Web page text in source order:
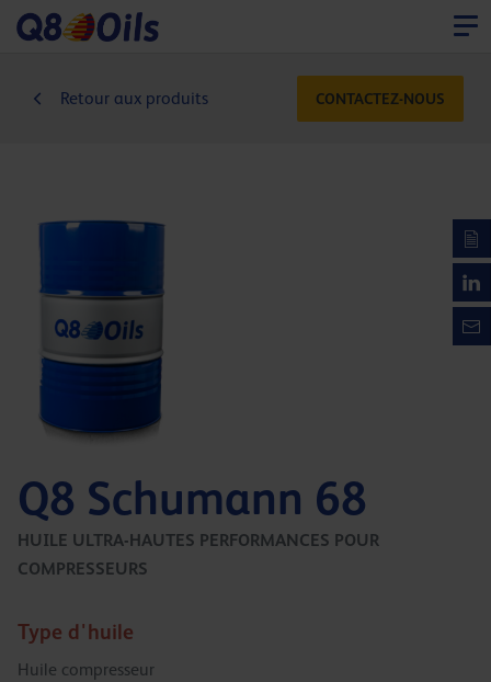
Retour aux produits CONTACTEZ-NOUS
Q8 Schumann 68
HUILE ULTRA-HAUTES PERFORMANCES POUR
COMPRESSEURS
Type d'huile
Huile compresseur